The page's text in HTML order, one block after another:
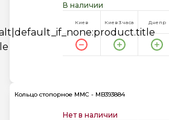
В наличии
Киев Киев 3 часа Днепр
Кольцо стопорное MMC - MB393884
Нет в наличии